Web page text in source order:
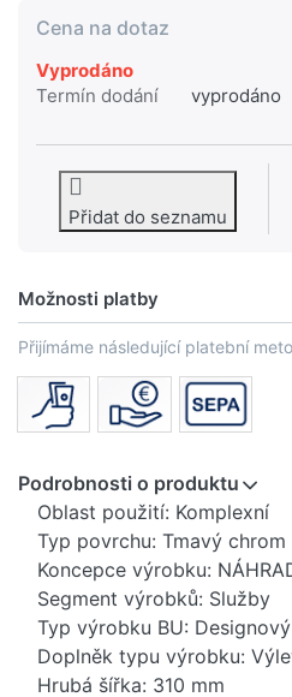
Cena na dotaz
Vyprodáno
Termín dodání
vyprodáno
Přidat do seznamu
Možnosti platby
Přijímáme následující platební
Podrobnosti o produktu
Oblast použití: Komplexní
Typ povrchu: Tmavý chrom
Koncepce výrobku:
Segment výrobků: Služby
Typ výrobku BU:
Doplněk typu výrobku:
Hrubá šířka: 310 mm